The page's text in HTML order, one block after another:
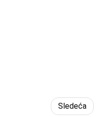
Sledeća